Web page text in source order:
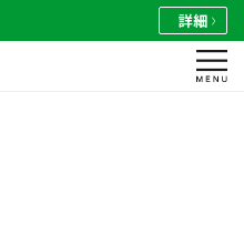
詳細